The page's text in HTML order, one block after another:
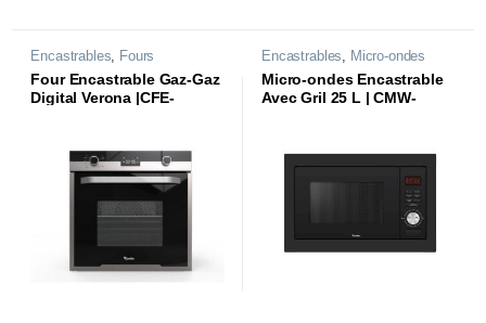
Encastrables, Fours
Four Encastrable Gaz-Gaz
Digital Verona |CFE-
Encastrables, Micro-ondes
Micro-ondes Encastrable
Avec Gril 25 L | CMW-